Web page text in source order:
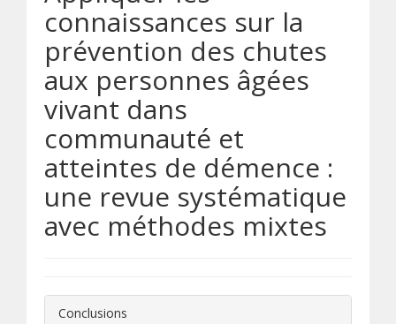
connaissances sur la
prévention des chutes
aux personnes âgées
vivant dans
communauté et
atteintes de démence :
une revue systématique
avec méthodes mixtes
Conclusions